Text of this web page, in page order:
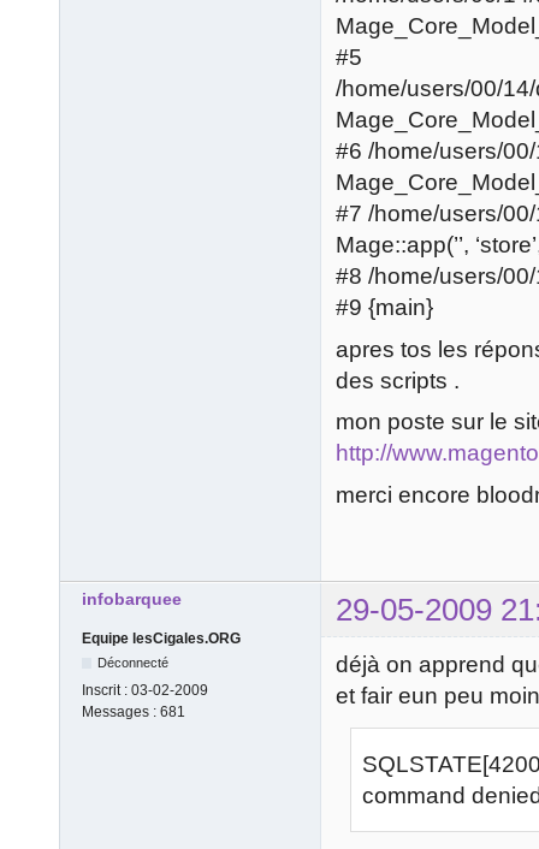
#5
/home/users/00/
#6 /home/users/
#7 /home/users/
Mage::app(’’,
#8 /home/users/
#9 {main}
apres tos les
des scripts .
mon poste sur le
http://
merci encore
infobarquee 29-05-2009
Equipe lesCigales.ORG
Déconnecté
Inscrit : 03-02-2009
Messages : 681
déjà on apprend
et fair eun peu
command